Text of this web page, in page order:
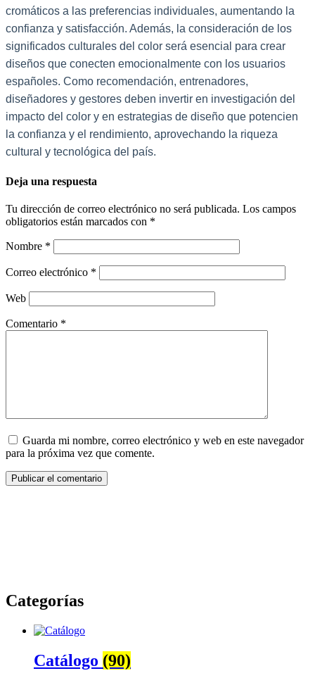
cromáticos a las preferencias individuales, aumentando la
confianza y satisfacción. Además, la consideración de los
significados culturales del color será esencial para crear
diseños que conecten emocionalmente con los usuarios
españoles. Como recomendación, entrenadores,
diseñadores y gestores deben invertir en investigación del
impacto del color y en estrategias de diseño que potencien
la confianza y el rendimiento, aprovechando la riqueza
cultural y tecnológica del país.
Deja una respuesta
Tu dirección de correo electrónico no será publicada. Los campos
obligatorios están marcados con *
Nombre *
Correo electrónico *
Web
Comentario *
Guarda mi nombre, correo electrónico y web en este navegador
para la próxima vez que comente.
Categorías
Catálogo (90)